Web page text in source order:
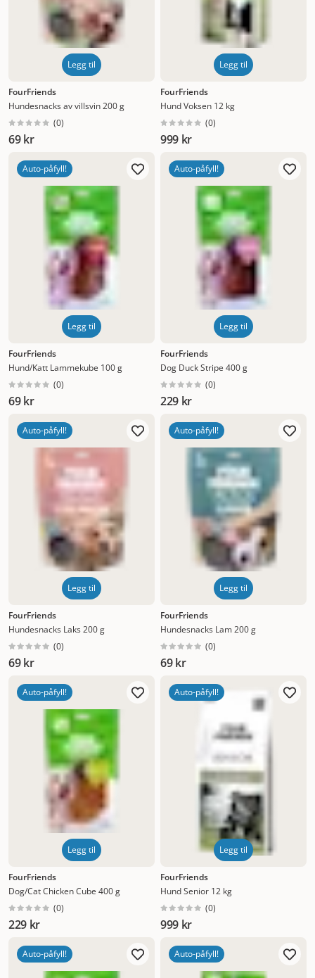
Legg til
FourFriends
Hundesnacks av villsvin 200 g
(0)
69 kr
Legg til
FourFriends
Hund Voksen 12 kg
(0)
999 kr
Auto-påfyll!
Legg til
FourFriends
Hund/Katt Lammekube 100 g
(0)
69 kr
Auto-påfyll!
Legg til
FourFriends
Dog Duck Stripe 400 g
(0)
229 kr
Auto-påfyll!
Legg til
FourFriends
Hundesnacks Laks 200 g
(0)
69 kr
Auto-påfyll!
Legg til
FourFriends
Hundesnacks Lam 200 g
(0)
69 kr
Auto-påfyll!
Legg til
FourFriends
Dog/Cat Chicken Cube 400 g
(0)
229 kr
Auto-påfyll!
Legg til
FourFriends
Hund Senior 12 kg
(0)
999 kr
Auto-påfyll! Auto-påfyll!